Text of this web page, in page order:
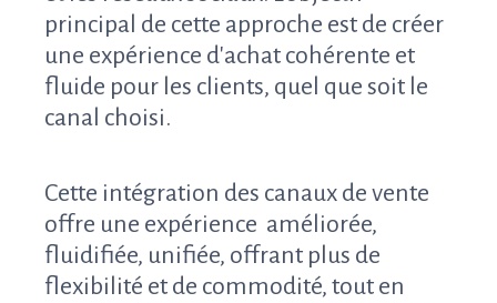
principal de cette approche est de créer
une expérience d'achat cohérente et
fluide pour les clients, quel que soit le
canal choisi.
Cette intégration des canaux de vente
offre une expérience améliorée,
fluidifiée, unifiée, offrant plus de
flexibilité et de commodité, tout en